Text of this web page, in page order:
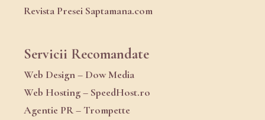
Revista Presei Saptamana.com
Servicii Recomandate
Web Design – Dow Media
Web Hosting – SpeedHost.ro
Agentie PR – Trompette